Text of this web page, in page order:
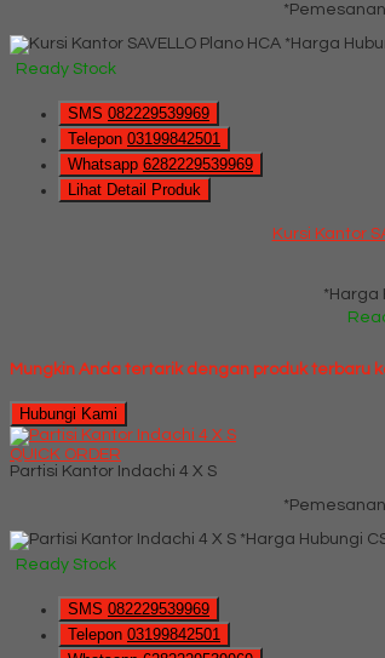
*Harga
Ready Stock
SMS 082229539969
Telepon 03199842501
Whatsapp 6282229539969
Lihat Detail Produk
Kursi Kantor
*Harga
Mungkin Anda tertarik dengan produk terbaru
Hubungi Kami
QUICK ORDER
Partisi Kantor Indachi 4 X S
*Harga Hubungi
Ready Stock
SMS 082229539969
Telepon 03199842501